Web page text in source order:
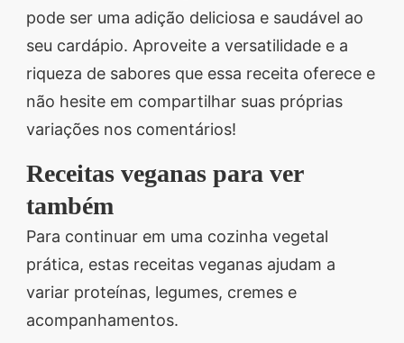
pode ser uma adição deliciosa e saudável ao
seu cardápio. Aproveite a versatilidade e a
riqueza de sabores que essa receita oferece e
não hesite em compartilhar suas próprias
variações nos comentários!
Receitas veganas para ver
também
Para continuar em uma cozinha vegetal
prática, estas receitas veganas ajudam a
variar proteínas, legumes, cremes e
acompanhamentos.